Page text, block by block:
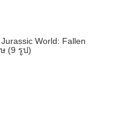
World: Fallen
(9 รูป)